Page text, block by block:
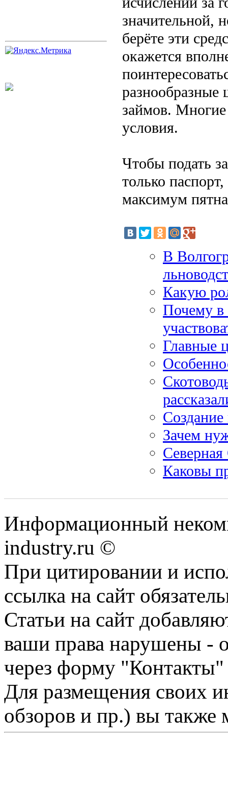
значительной,
берёте эти
окажется
разнообразные
займов. Многие
условия.
Чтобы подать
только
максимум
В
Какую
Почему в
Главные
Зачем
Северная
Каковы
Информационный
industry.ru ©
При цитировании и
ссылка на сайт
Статьи на сайт
ваши права нарушены -
через форму "Контакты"
Для размещения своих
обзоров и пр.) вы также